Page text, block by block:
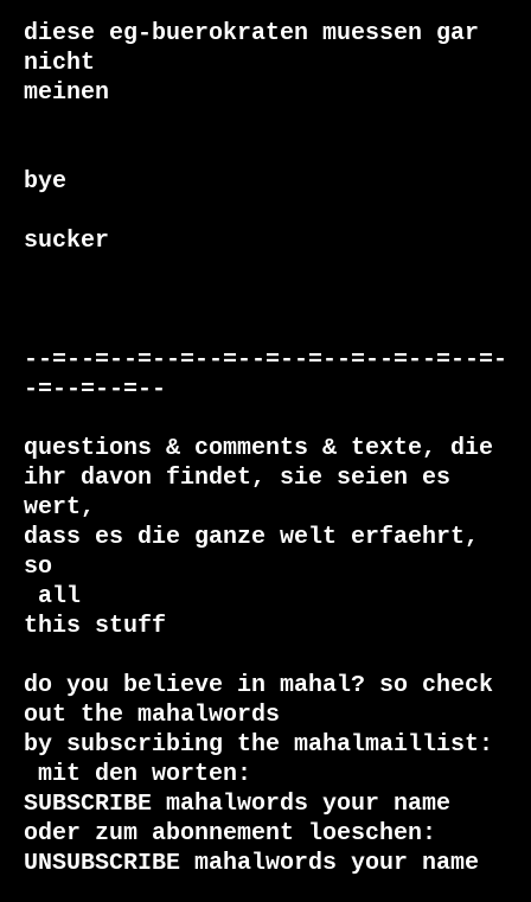
diese eg-buerokraten muessen gar
nicht
meinen
bye
sucker
--=--=--=--=--=--=--=--=--=--=--=-
-=--=--=--
questions & comments & texte, die
ihr davon findet, sie seien es
wert,
dass es die ganze welt erfaehrt,
this stuff
do you believe in mahal? so check
out the mahalwords
SUBSCRIBE mahalwords your name
oder zum abonnement loeschen:
UNSUBSCRIBE mahalwords your name